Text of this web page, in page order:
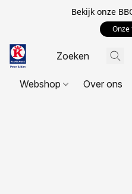
Bekijk onze
Onze
Webshop Over ons